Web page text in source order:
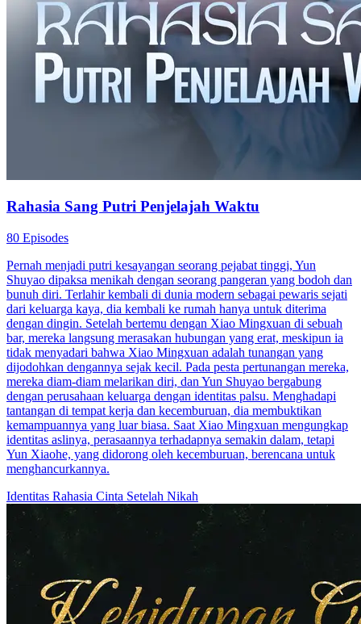
Rahasia Sang Putri Penjelajah Waktu
80 Episodes
Pernah menjadi putri kesayangan seorang pejabat tinggi, Yun
Shuyao dipaksa menikah dengan seorang pangeran yang bodoh dan
bunuh diri. Terlahir kembali di dunia modern sebagai pewaris sejati
dari keluarga kaya, dia kembali ke rumah hanya untuk diterima
dengan dingin. Setelah bertemu dengan Xiao Mingxuan di sebuah
bar, mereka langsung merasakan hubungan yang erat, meskipun ia
tidak menyadari bahwa Xiao Mingxuan adalah tunangan yang
dijodohkan dengannya sejak kecil. Pada pesta pertunangan mereka,
mereka diam-diam melarikan diri, dan Yun Shuyao bergabung
dengan perusahaan keluarga dengan identitas palsu. Menghadapi
tantangan di tempat kerja dan kecemburuan, dia membuktikan
kemampuannya yang luar biasa. Saat Xiao Mingxuan mengungkap
identitas aslinya, perasaannya terhadapnya semakin dalam, tetapi
Yun Xiaohe, yang didorong oleh kecemburuan, berencana untuk
menghancurkannya.
Identitas Rahasia Cinta Setelah Nikah